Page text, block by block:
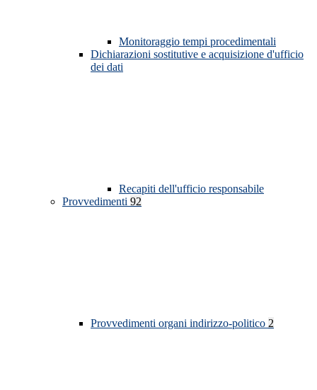
Monitoraggio tempi procedimentali
Dichiarazioni sostitutive e acquisizione d'ufficio
dei dati
Recapiti dell'ufficio responsabile
Provvedimenti 92
Provvedimenti organi indirizzo-politico 2